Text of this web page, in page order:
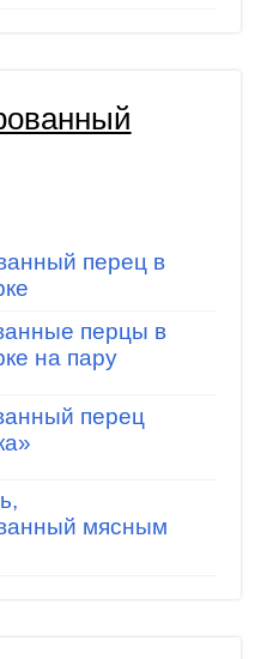
перец в
перцы в
на пару
перец
мясным